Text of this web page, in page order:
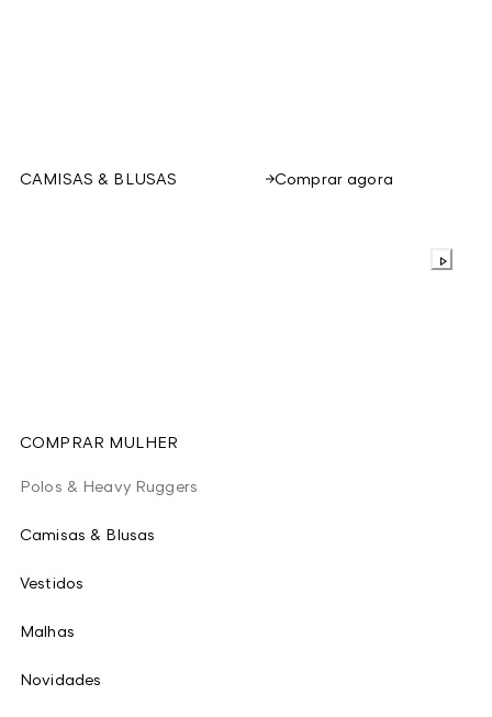
CAMISAS & BLUSAS Comprar agora
COMPRAR MULHER
Polos & Heavy Ruggers
Camisas & Blusas
Vestidos
Malhas
Novidades